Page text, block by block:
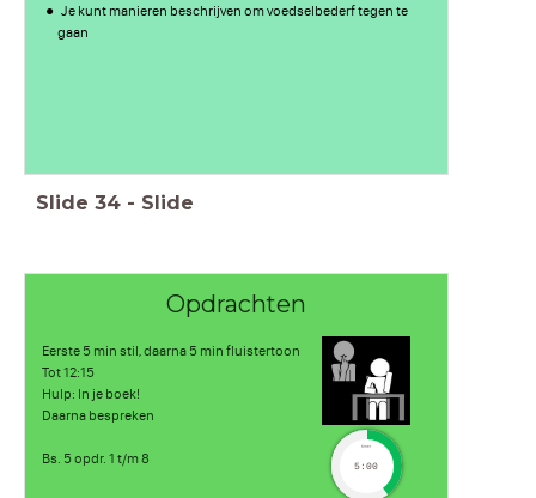
Je kunt manieren beschrijven om voedselbederf tegen te
gaan
Slide 34 - Slide
Opdrachten
Eerste 5 min stil, daarna 5 min fluistertoon
Tot 12:15
Hulp: In je boek!
Daarna bespreken
Bs. 5 opdr. 1 t/m 8
timer
5:00